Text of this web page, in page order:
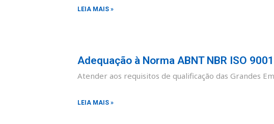
LEIA MAIS »
Adequação à Norma ABNT NBR ISO
Atender aos requisitos de qualificação das Grandes
LEIA MAIS »